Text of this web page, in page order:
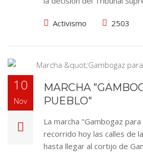
Activismo 2503
10
Nov
MARCHA
PUEBLO"
La marcha "Gambogaz
recorrido hoy las calles de
hasta llegar al cortijo de